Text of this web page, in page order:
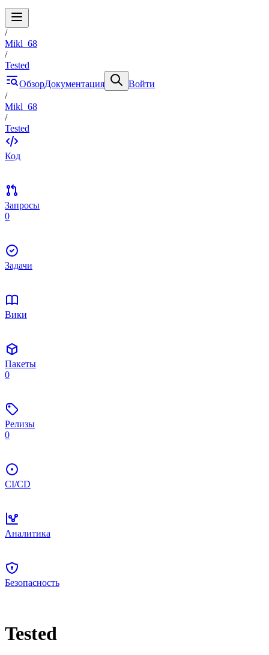
/
Mikl_68
/
Tested
ОбзорДокументация
Войти
/
Mikl_68
/
Tested
Код
Запросы
0
Задачи
Вики
Пакеты
0
Релизы
0
CI/CD
Аналитика
Безопасность
Tested